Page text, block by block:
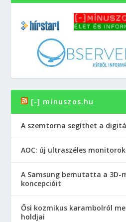
[-] minuszos.hu
A szemtorna segíthet a
AOC: új ultraszéles
A Samsung bemutatta a 3D-
koncepcióit
Ősi kozmikus karambolról
holdjai